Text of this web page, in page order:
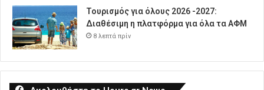
Τουρισμός για όλους 2026 -2027:
Διαθέσιμη η πλατφόρμα για όλα τα ΑΦΜ
8 λεπτά πρίν